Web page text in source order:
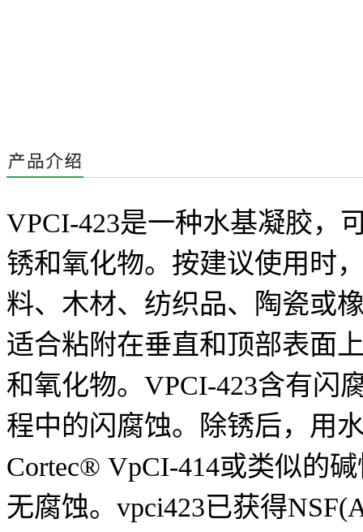
VPCI-423是一种水基凝胶，
锈和氧化物。按建议使用时
料、木材、纺织品、陶瓷或
适合粘附在垂直和顶部表面
和氧化物。 VPCI-423含有闪
程中的闪腐蚀。除锈后，用
Cortec® VpCI-414或类似的
无腐蚀。 vpci423已获得